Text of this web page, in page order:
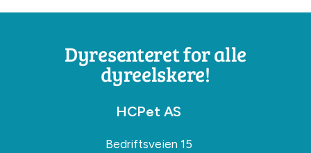
Dyresenteret for alle
dyreelskere!
HCPet AS
Bedriftsveien 15